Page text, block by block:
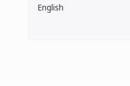
English